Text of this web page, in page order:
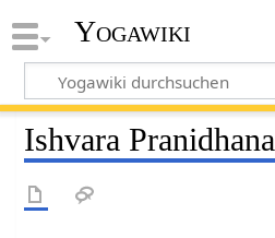
Yogawiki
Ishvara Pranidhana